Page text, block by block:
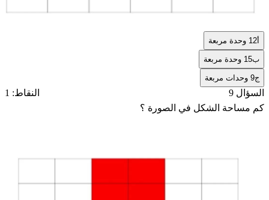
12 وحدة مربعة
ب15 وحدة مربعة
ج9 وحدات مربعة
السؤال 9
النقاط: 1
كم مساحة الشكل في الصورة ؟